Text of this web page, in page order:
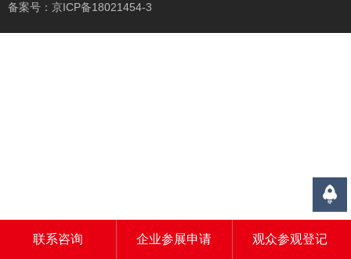
备案号： 京ICP备18021454-3
联系咨询 企业参展申请 观众参观登记